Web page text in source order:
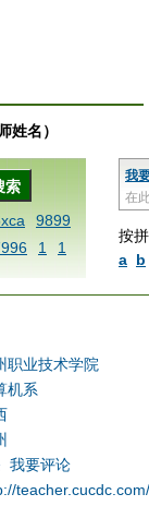
姓名）
我
在
按
a b
9899
1
1
1dfbxca12
1printdf
dfb989919
职业技术学院
机系
我要评论